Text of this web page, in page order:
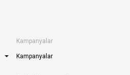
Kampanyalar
Kampanyalar